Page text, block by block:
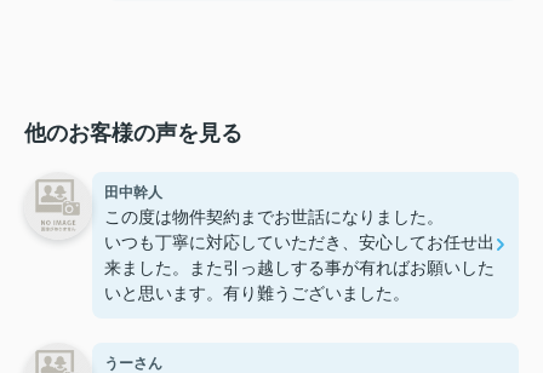
他のお客様の声を見る
田中幹人
この度は物件契約までお世話になりました。
いつも丁寧に対応していただき、安心してお任せ出
来ました。また引っ越しする事が有ればお願いした
いと思います。有り難うございました。
うーさん